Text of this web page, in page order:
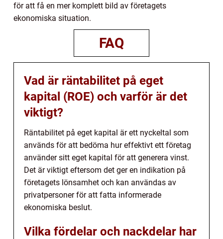
för att få en mer komplett bild av företagets
ekonomiska situation.
FAQ
Vad är räntabilitet på eget
kapital (ROE) och varför är det
viktigt?
Räntabilitet på eget kapital är ett nyckeltal som
används för att bedöma hur effektivt ett företag
använder sitt eget kapital för att generera vinst.
Det är viktigt eftersom det ger en indikation på
företagets lönsamhet och kan användas av
privatpersoner för att fatta informerade
ekonomiska beslut.
Vilka fördelar och nackdelar har